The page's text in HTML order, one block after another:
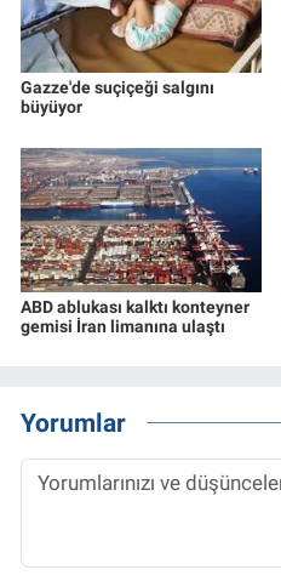
Gazze'de suçiçeği salgını
büyüyor
ABD ablukası kalktı konteyner
gemisi İran limanına ulaştı
Yorumlar